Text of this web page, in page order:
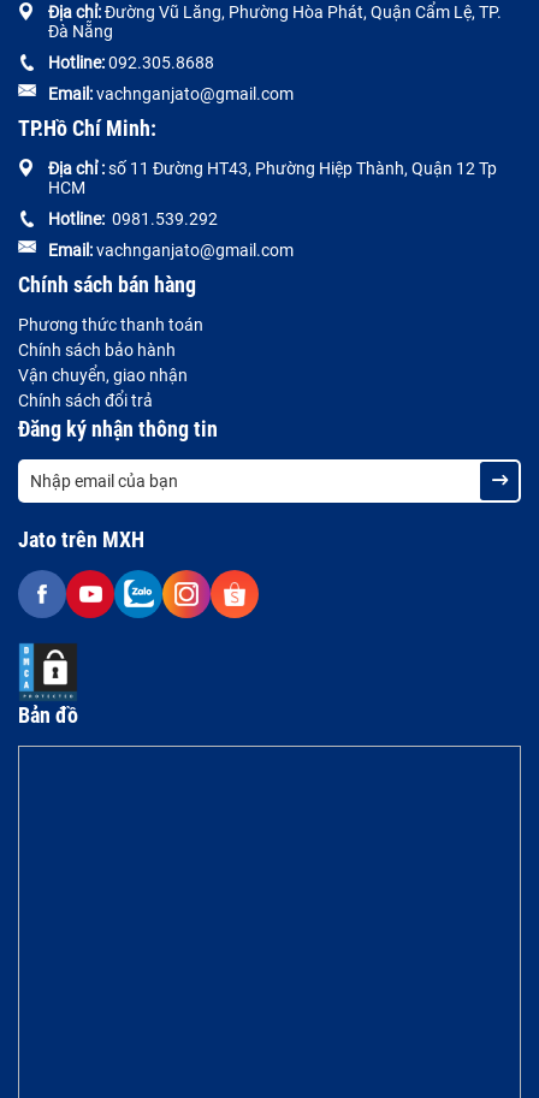
Địa chỉ:Đường Vũ Lăng, Phường Hòa Phát, Quận Cẩm Lệ, TP.
Đà Nẵng
Hotline:092.305.8688
Email:vachnganjato@gmail.com
TP.Hồ Chí Minh:
Địa chỉ :số 11 Đường HT43, Phường Hiệp Thành, Quận 12 Tp
HCM
Hotline: 0981.539.292
Email:vachnganjato@gmail.com
Chính sách bán hàng
Phương thức thanh toán
Chính sách bảo hành
Vận chuyển, giao nhận
Chính sách đổi trả
Đăng ký nhận thông tin
Jato trên MXH
Bản đồ